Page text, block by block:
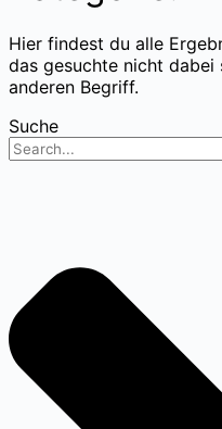
Hier findest du alle
das gesuchte nicht dabei
anderen Begriff.
Suche